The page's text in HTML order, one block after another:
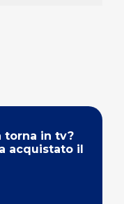
torna in tv?
acquistato il